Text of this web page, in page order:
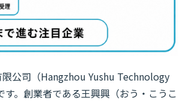
公司（Hangzhou Yushu Technology
。創業者である王興興（おう・こうこ